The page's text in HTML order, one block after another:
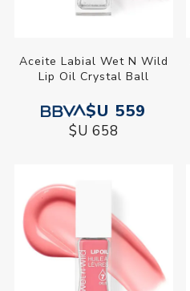
Aceite Labial Wet N Wild
Lip Oil Crystal Ball
$U 559
$U 658